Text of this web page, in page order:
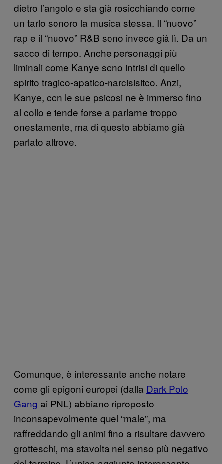
dietro l’angolo e sta già rosicchiando come
un tarlo sonoro la musica stessa. Il “nuovo”
rap e il “nuovo” R&B sono invece già lì. Da un
sacco di tempo. Anche personaggi più
liminali come Kanye sono intrisi di quello
spirito tragico-apatico-narcisisitco. Anzi,
Kanye, con le sue psicosi ne è immerso fino
al collo e tende forse a parlarne troppo
onestamente, ma di questo abbiamo già
parlato altrove.
Comunque, è interessante anche notare
come gli epigoni europei (dalla Dark Polo
Gang ai PNL) abbiano riproposto
inconsapevolmente quel “male”, ma
raffreddando gli animi fino a risultare davvero
grotteschi, ma stavolta nel senso più negativo